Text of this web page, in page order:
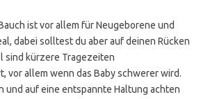
ist vor allem für Neugeborene und
dabei solltest du aber auf deinen Rücken
sind kürzere Tragezeiten
vor allem wenn das Baby schwerer wird.
und auf eine entspannte Haltung achten